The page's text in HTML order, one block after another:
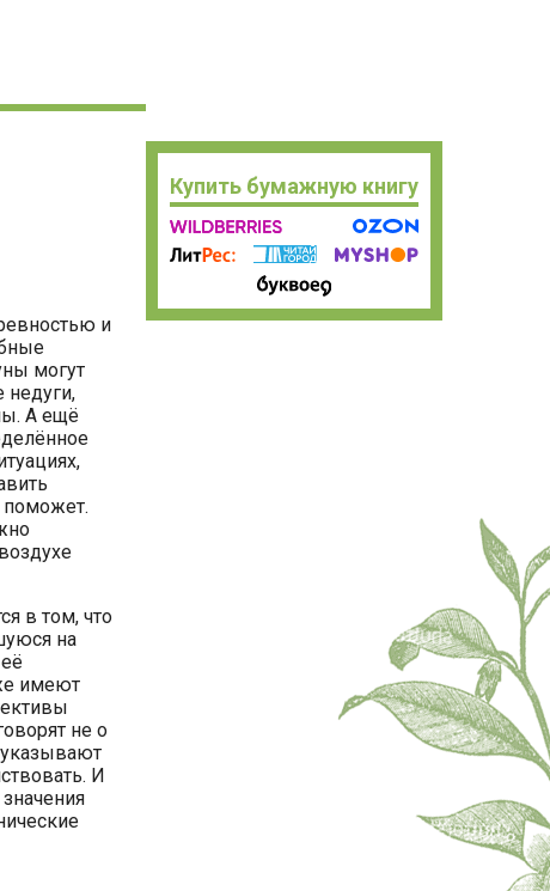
Купить бумажную книгу
и
могут
недуги,
А ещё
поможет.
в том, что
на
имеют
не о
И